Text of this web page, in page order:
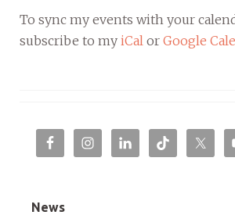
To sync my events with your
subscribe to my iCal or Google
News